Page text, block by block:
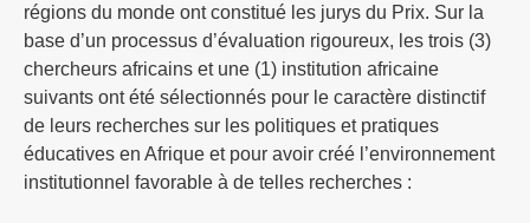
régions du monde ont constitué les jurys du Prix. Sur la
base d’un processus d’évaluation rigoureux, les trois (3)
chercheurs africains et une (1) institution africaine
suivants ont été sélectionnés pour le caractère distinctif
de leurs recherches sur les politiques et pratiques
éducatives en Afrique et pour avoir créé l’environnement
institutionnel favorable à de telles recherches :